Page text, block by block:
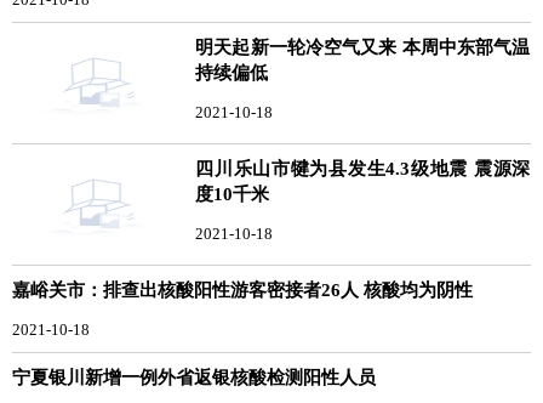
明天起新一轮冷空气又来 本周中东部气温
持续偏低
2021-10-18
四川乐山市犍为县发生4.3级地震 震源深
度10千米
2021-10-18
嘉峪关市：排查出核酸阳性游客密接者26人 核酸均为阴性
2021-10-18
宁夏银川新增一例外省返银核酸检测阳性人员